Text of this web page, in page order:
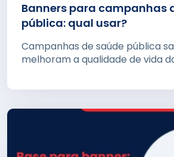
Banners para campanhas
pública: qual usar?
Campanhas de saúde pública
melhoram a qualidade de vida